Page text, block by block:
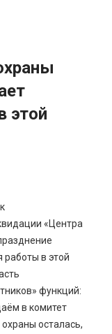
этой
«Центра
в этой
функций:
в комитет
осталась,